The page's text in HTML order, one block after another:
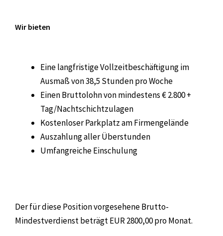
Wir bieten
Eine langfristige Vollzeitbeschäftigung im
Ausmaß von 38,5 Stunden pro Woche
Einen Bruttolohn von mindestens € 2.800 +
Tag/Nachtschichtzulagen
Kostenloser Parkplatz am Firmengelände
Auszahlung aller Überstunden
Umfangreiche Einschulung
Der für diese Position vorgesehene Brutto-
Mindestverdienst beträgt EUR 2800,00 pro Monat.